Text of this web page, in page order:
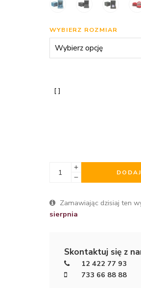
WYBIERZ ROZMIAR
Zamawiając dzisiaj ten
sierpnia
Skontaktuj się z
12 422 77 93
733 66 88 88